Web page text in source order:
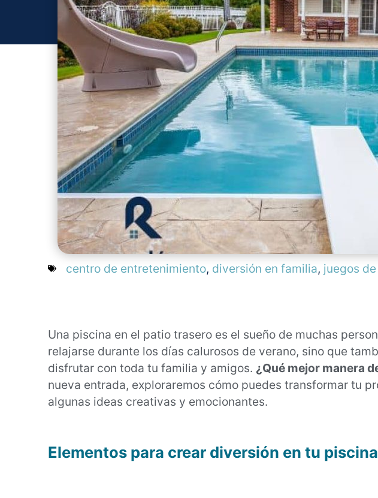
centro de entretenimiento, diversión en familia, juegos
Una piscina en el patio trasero es el sueño de muchas
relajarse durante los días calurosos de verano, sino que
disfrutar con toda tu familia y amigos. ¿Qué mejor manera
nueva entrada, exploraremos cómo puedes transformar tu
algunas ideas creativas y emocionantes.
Elementos para crear diversión en tu piscina